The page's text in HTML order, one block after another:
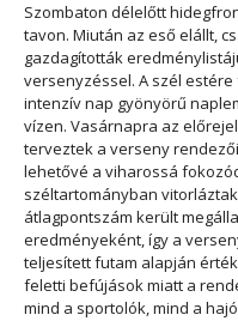
Szombaton délelőtt
tavon. Miután az eső elállt,
gazdagították
versenyzéssel. A szél
intenzív nap gyönyörű
vízen. Vasárnapra az
terveztek a verseny
lehetővé a viharossá
széltartományban
átlagpontszám került
eredményeként, így a
teljesített futam alapján
feletti befújások miatt a
mind a sportolók, mind a